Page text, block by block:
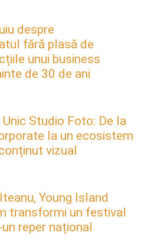
despre
fără plasă de
unui business
de 30 de ani
Unic Studio Foto: De la
la un ecosistem
vizual
Young Island
transformi un festival
reper național